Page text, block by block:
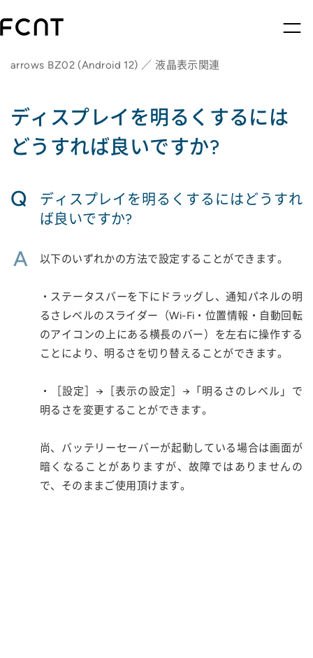
arrows BZ02 (Android 12) ／ 液晶表示関連
ディスプレイを明るくするには
どうすれば良いですか?
Q
ディスプレイを明るくするにはどうすれ
ば良いですか?
A 以下のいずれかの方法で設定することができます。
・ステータスバーを下にドラッグし、通知パネルの明
るさレベルのスライダー（Wi-Fi・位置情報・自動回転
のアイコンの上にある横長のバー）を左右に操作する
ことにより、明るさを切り替えることができます。
・［設定］→［表示の設定］→「明るさのレベル」で
明るさを変更することができます。
尚、バッテリーセーバーが起動している場合は画面が
暗くなることがありますが、故障ではありませんの
で、そのままご使用頂けます。